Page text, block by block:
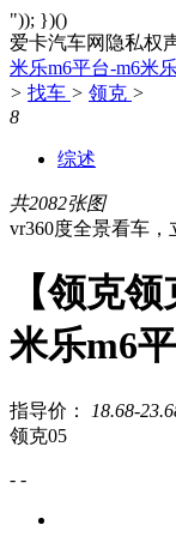
")); })()
爱卡汽车网隐私权
米乐m6平台-m6米
> 找车 > 领克 >
8
综述
共2082张图
vr360度全景看车，
【领克
米乐m6
指导价：
18.68-
领克05
- -